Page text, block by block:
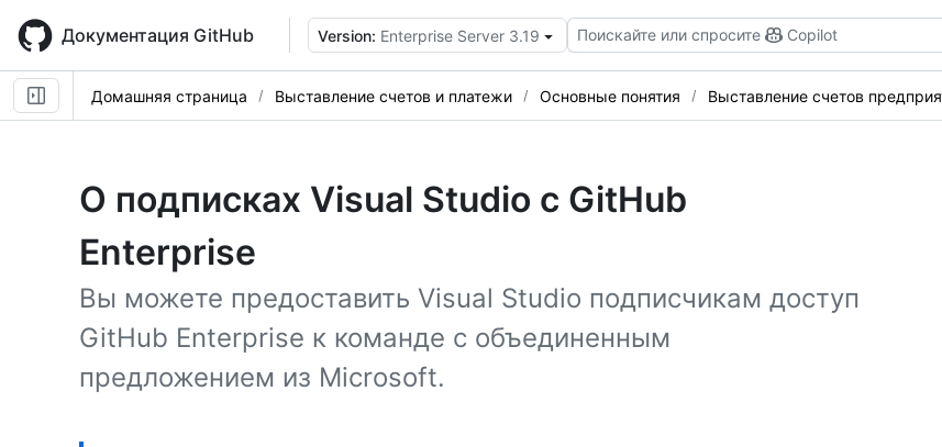
main
content
Документация GitHub Version: Enterprise Server 3.19 Поискайте или спросите Copilot
Домашняя страница Выставление счетов и платежи Основные понятия Выставление счетов
О подписках Visual Studio с GitHub
Enterprise
Вы можете предоставить Visual Studio подписчикам доступ
GitHub Enterprise к команде с объединенным
предложением из Microsoft.